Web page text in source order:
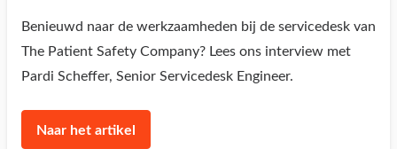
Benieuwd naar de werkzaamheden bij de servicedesk van
The Patient Safety Company? Lees ons interview met
Pardi Scheffer, Senior Servicedesk Engineer.
Naar het artikel